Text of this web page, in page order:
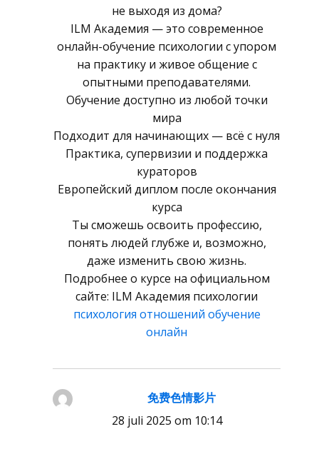
не выходя из дома?
ILM Академия — это современное
онлайн-обучение психологии с упором
на практику и живое общение с
опытными преподавателями.
Обучение доступно из любой точки
мира
Подходит для начинающих — всё с нуля
Практика, супервизии и поддержка
кураторов
Европейский диплом после окончания
курса
Ты сможешь освоить профессию,
понять людей глубже и, возможно,
даже изменить свою жизнь.
Подробнее о курсе на официальном
сайте: ILM Академия психологии
психология отношений обучение
онлайн
免费色情影片
28 juli 2025 om 10:14